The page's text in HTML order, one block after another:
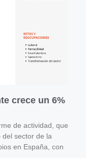
crece un 6%
de actividad, que
sector de la
en España, con